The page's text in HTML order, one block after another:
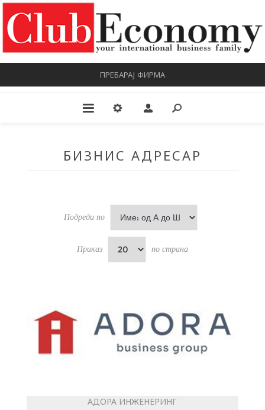
ПРЕБАРАЈ ФИРМА
БИЗНИС АДРЕСАР
Подреди по
Приказ по страна
АДОРА ИНЖЕНЕРИНГ